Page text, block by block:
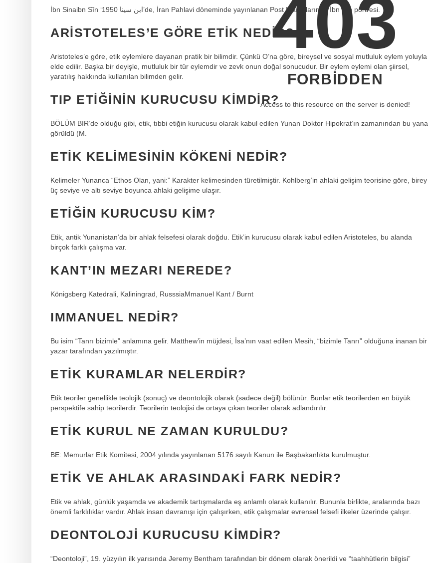
İbn Sinaibn Sîn ‘ابن سینا 1950’de, İran Pahlavi döneminde yayınlanan Post Markalarında İbn Sîn portresi.
ARISTOTELES’E GÖRE ETIK NEDIR?
Aristoteles’e göre, etik eylemlere dayanan pratik bir bilimdir. Çünkü O’na göre, bireysel ve sosyal mutluluk eylem yoluyla
elde edilir. Başka bir deyişle, mutluluk bir tür eylemdir ve zevk onun doğal sonucudur. Bir eylem eylemi olan şiirsel,
yaratılış hakkında kullanılan bilimden gelir.
TIP ETIĞININ KURUCUSU KIMDIR?
BÖLÜM BIR’de olduğu gibi, etik, tıbbi etiğin kurucusu olarak kabul edilen Yunan Doktor Hipokrat’ın zamanından bu yana
görüldü (M.
ETIK KELIMESININ KÖKENI NEDIR?
Kelimeler Yunanca “Ethos Olan, yani:” Karakter kelimesinden türetilmiştir. Kohlberg’in ahlaki gelişim teorisine göre, birey
üç seviye ve altı seviye boyunca ahlaki gelişime ulaşır.
ETIĞIN KURUCUSU KIM?
Etik, antik Yunanistan’da bir ahlak felsefesi olarak doğdu. Etik’in kurucusu olarak kabul edilen Aristoteles, bu alanda
birçok farklı çalışma var.
KANT’IN MEZARI NEREDE?
Königsberg Katedrali, Kaliningrad, RusssiaMmanuel Kant / Burnt
IMMANUEL NEDIR?
Bu isim “Tanrı bizimle” anlamına gelir. Matthew’in müjdesi, İsa’nın vaat edilen Mesih, “bizimle Tanrı” olduğuna inanan bir
yazar tarafından yazılmıştır.
ETIK KURAMLAR NELERDIR?
Etik teoriler genellikle teolojik (sonuç) ve deontolojik olarak (sadece değil) bölünür. Bunlar etik teorilerden en büyük
perspektife sahip teorilerdir. Teorilerin teolojisi de ortaya çıkan teoriler olarak adlandırılır.
ETIK KURUL NE ZAMAN KURULDU?
BE: Memurlar Etik Komitesi, 2004 yılında yayınlanan 5176 sayılı Kanun ile Başbakanlıkta kurulmuştur.
ETIK VE AHLAK ARASINDAKI FARK NEDIR?
Etik ve ahlak, günlük yaşamda ve akademik tartışmalarda eş anlamlı olarak kullanılır. Bununla birlikte, aralarında bazı
önemli farklılıklar vardır. Ahlak insan davranışı için çalışırken, etik çalışmalar evrensel felsefi ilkeler üzerinde çalışır.
DEONTOLOJI KURUCUSU KIMDIR?
“Deontoloji”, 19. yüzyılın ilk yarısında Jeremy Bentham tarafından bir dönem olarak önerildi ve “taahhütlerin bilgisi”
403
FORBIDDEN
Access to this resource on the server is denied!